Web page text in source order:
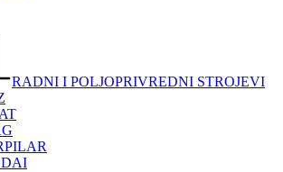
RADNI I POLJOPRIVREDNI STROJEVI